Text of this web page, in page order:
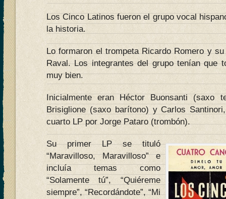
Los Cinco Latinos fueron el grupo vocal
la historia.
Lo formaron el trompeta Ricardo Romero y
Raval. Los integrantes del grupo tenían que
muy bien.
Inicialmente eran Héctor Buonsanti (saxo
Brisiglione (saxo barítono) y Carlos
cuarto LP por Jorge Pataro (trombón).
Su primer LP se tituló
“Maravilloso, Maravilloso” e
incluía temas como
“Solamente tú”, “Quiéreme
siempre”, “Recordándote”, “Mi